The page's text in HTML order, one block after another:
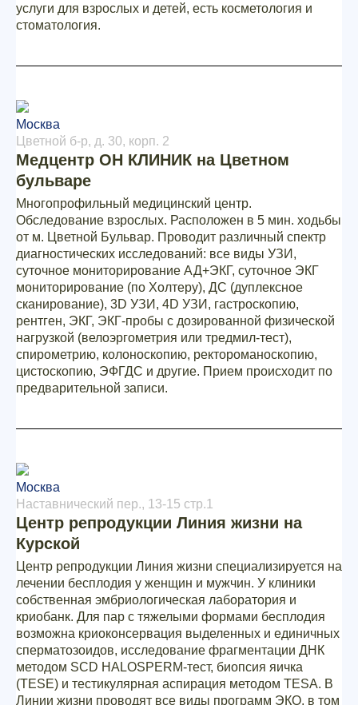
услуги для взрослых и детей, есть косметология и
стоматология.
Москва
Цветной б-р, д. 30, корп. 2
Медцентр ОН КЛИНИК на Цветном
бульваре
Многопрофильный медицинский центр.
Обследование взрослых. Расположен в 5 мин. ходьбы
от м. Цветной Бульвар. Проводит различный спектр
диагностических исследований: все виды УЗИ,
суточное мониторирование АД+ЭКГ, суточное ЭКГ
мониторирование (по Холтеру), ДС (дуплексное
сканирование), 3D УЗИ, 4D УЗИ, гастроскопию,
рентген, ЭКГ, ЭКГ-пробы с дозированной физической
нагрузкой (велоэргометрия или тредмил-тест),
спирометрию, колоноскопию, ректороманоскопию,
цистоскопию, ЭФГДС и другие. Прием происходит по
предварительной записи.
Москва
Наставнический пер., 13-15 стр.1
Центр репродукции Линия жизни на
Курской
Центр репродукции Линия жизни специализируется на
лечении бесплодия у женщин и мужчин. У клиники
собственная эмбриологическая лаборатория и
криобанк. Для пар с тяжелыми формами бесплодия
возможна криоконсервация выделенных и единичных
сперматозоидов, исследование фрагментации ДНК
методом SCD HALOSPERM-тест, биопсия яичка
(TESE) и тестикулярная аспирация методом TESA. В
Линии жизни проводят все виды программ ЭКО, в том